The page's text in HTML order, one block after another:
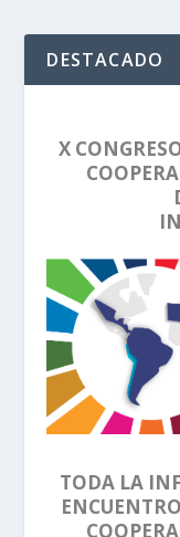
DESTACADO
X
TODA LA